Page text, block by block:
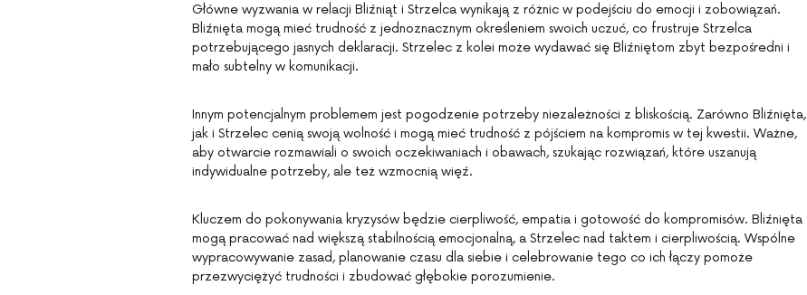
Główne wyzwania w relacji Bliźniąt i Strzelca wynikają z różnic w podejściu do emocji i zobowiązań.
Bliźnięta mogą mieć trudność z jednoznacznym określeniem swoich uczuć, co frustruje Strzelca
potrzebującego jasnych deklaracji. Strzelec z kolei może wydawać się Bliźniętom zbyt bezpośredni i
mało subtelny w komunikacji.
Innym potencjalnym problemem jest pogodzenie potrzeby niezależności z bliskością. Zarówno Bliźnięta,
jak i Strzelec cenią swoją wolność i mogą mieć trudność z pójściem na kompromis w tej kwestii. Ważne,
aby otwarcie rozmawiali o swoich oczekiwaniach i obawach, szukając rozwiązań, które uszanują
indywidualne potrzeby, ale też wzmocnią więź.
Kluczem do pokonywania kryzysów będzie cierpliwość, empatia i gotowość do kompromisów. Bliźnięta
mogą pracować nad większą stabilnością emocjonalną, a Strzelec nad taktem i cierpliwością. Wspólne
wypracowywanie zasad, planowanie czasu dla siebie i celebrowanie tego co ich łączy pomoże
przezwyciężyć trudności i zbudować głębokie porozumienie.